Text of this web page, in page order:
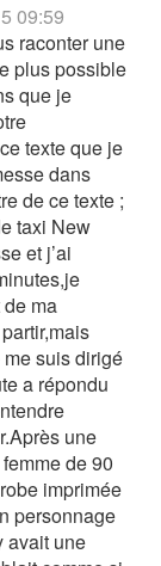
09:59
raconter une
plus possible
que je
texte que je
dans
de ce texte ;
taxi New
et j’ai
ma
suis dirigé
a répondu
une
de 90
imprimée
personnage
avait une